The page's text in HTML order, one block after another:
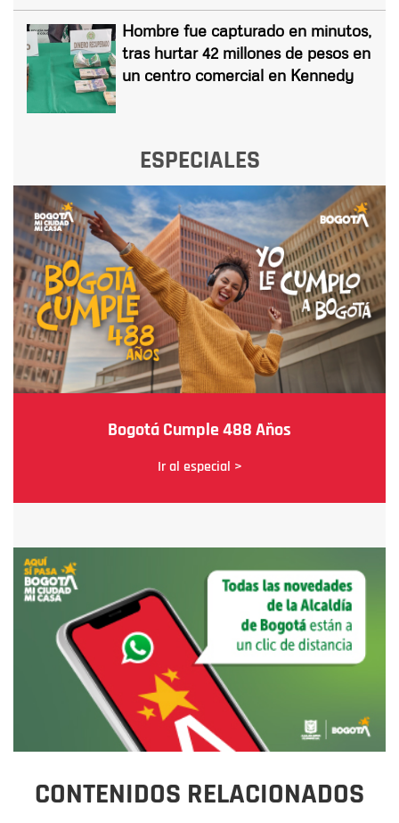
Hombre fue capturado en minutos,
tras hurtar 42 millones de pesos en
un centro comercial en Kennedy
ESPECIALES
Bogotá Cumple 488 Años
Ir al especial >
CONTENIDOS RELACIONADOS